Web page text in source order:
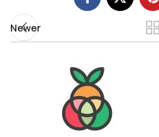
Newer